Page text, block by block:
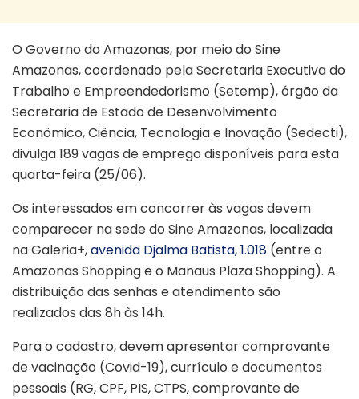
O Governo do Amazonas, por meio do Sine
Amazonas, coordenado pela Secretaria Executiva do
Trabalho e Empreendedorismo (Setemp), órgão da
Secretaria de Estado de Desenvolvimento
Econômico, Ciência, Tecnologia e Inovação (Sedecti),
divulga 189 vagas de emprego disponíveis para esta
quarta-feira (25/06).
Os interessados em concorrer às vagas devem
comparecer na sede do Sine Amazonas, localizada
na Galeria+,avenida Djalma Batista, 1.018 (entre o
Amazonas Shopping e o Manaus Plaza Shopping). A
distribuição das senhas e atendimento são
realizados das 8h às 14h.
Para o cadastro, devem apresentar comprovante
de vacinação (Covid-19), currículo e documentos
pessoais (RG, CPF, PIS, CTPS, comprovante de